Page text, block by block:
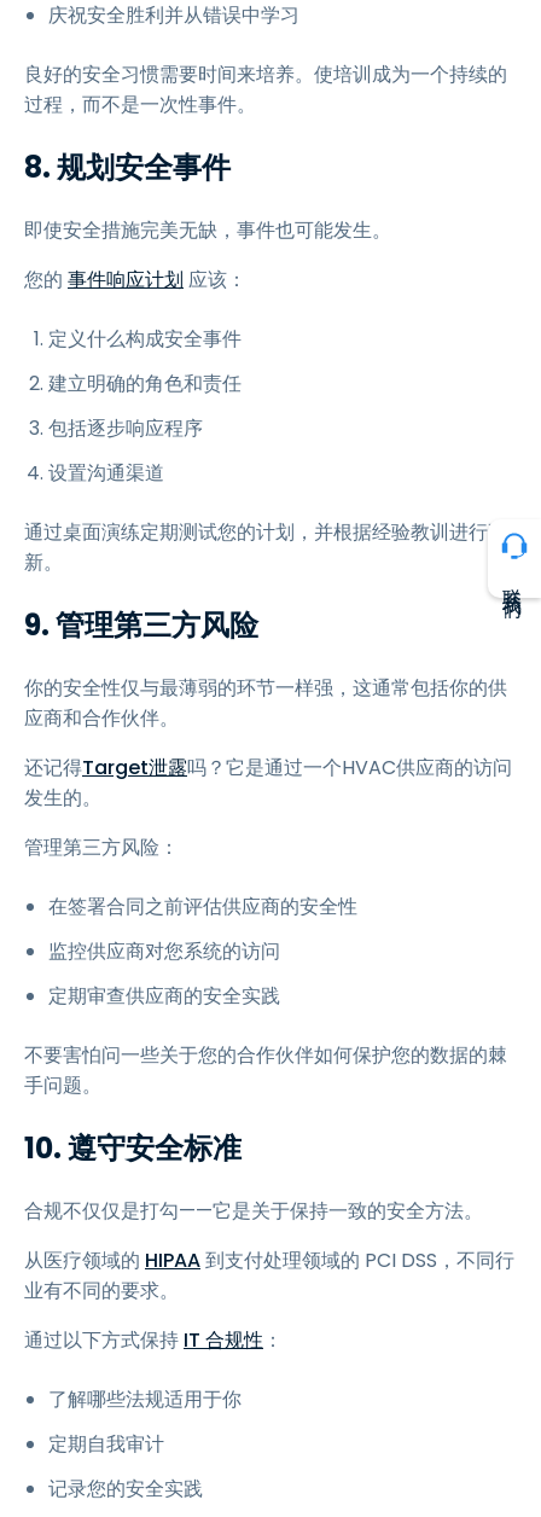
庆祝安全胜利并从错误中学习
良好的安全习惯需要时间来培养。使培训成为一个持续的
过程，而不是一次性事件。
8. 规划安全事件
即使安全措施完美无缺，事件也可能发生。
您的 事件响应计划 应该：
定义什么构成安全事件
建立明确的角色和责任
包括逐步响应程序
设置沟通渠道
通过桌面演练定期测试您的计划，并根据经验教训进行更
新。
9. 管理第三方风险
你的安全性仅与最薄弱的环节一样强，这通常包括你的供
应商和合作伙伴。
还记得Target泄露吗？它是通过一个HVAC供应商的访问
发生的。
管理第三方风险：
在签署合同之前评估供应商的安全性
监控供应商对您系统的访问
定期审查供应商的安全实践
不要害怕问一些关于您的合作伙伴如何保护您的数据的棘
手问题。
10. 遵守安全标准
合规不仅仅是打勾——它是关于保持一致的安全方法。
从医疗领域的 HIPAA到支付处理领域的 PCI DSS，不同行
业有不同的要求。
通过以下方式保持 IT 合规性 ：
了解哪些法规适用于你
定期自我审计
记录您的安全实践